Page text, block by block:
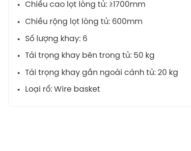
Chiều cao lọt lòng tủ: ≥1700mm
Chiều rộng lọt lòng tủ: 600mm
Số lượng khay: 6
Tải trọng khay bên trong tủ: 50 kg
Tải trọng khay gắn ngoài cánh tủ: 20 kg
Loại rổ: Wire basket